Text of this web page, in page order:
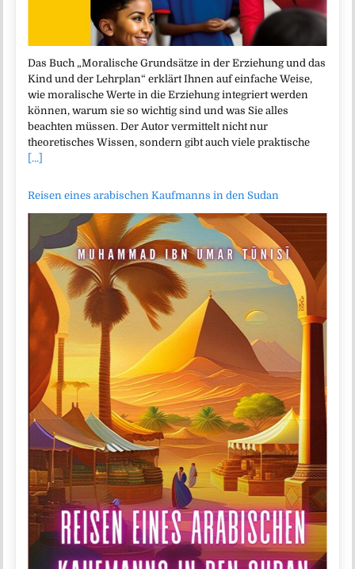
Das Buch „Moralische Grundsätze in der Erziehung und das
Kind und der Lehrplan“ erklärt Ihnen auf einfache Weise,
wie moralische Werte in die Erziehung integriert werden
können, warum sie so wichtig sind und was Sie alles
beachten müssen. Der Autor vermittelt nicht nur
theoretisches Wissen, sondern gibt auch viele praktische
[...]
Reisen eines arabischen Kaufmanns in den Sudan